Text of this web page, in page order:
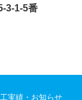
3-1-5番
実績・お知らせ